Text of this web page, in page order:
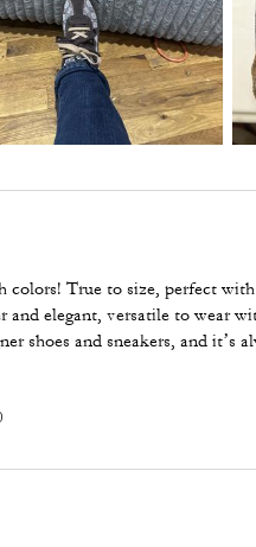
colors! True to size, perfect
and elegant, versatile to wear
shoes and sneakers, and it’s
never feel comfortable to even
reviews.